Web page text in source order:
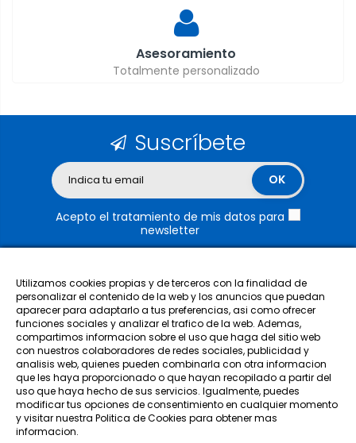
Asesoramiento
Totalmente personalizado
Suscríbete
Acepto el tratamiento de mis datos para
newsletter
Nuestra empresa
Categorías
Mi cuenta
Utilizamos cookies propias y de terceros con la finalidad de
personalizar el contenido de la web y los anuncios que puedan
aparecer para adaptarlo a tus preferencias, asi como ofrecer
funciones sociales y analizar el trafico de la web. Ademas,
compartimos informacion sobre el uso que haga del sitio web
con nuestros colaboradores de redes sociales, publicidad y
analisis web, quienes pueden combinarla con otra informacion
que les haya proporcionado o que hayan recopilado a partir del
uso que haya hecho de sus servicios. Igualmente, puedes
modificar tus opciones de consentimiento en cualquier momento
y visitar nuestra Politica de Cookies para obtener mas
informacion.